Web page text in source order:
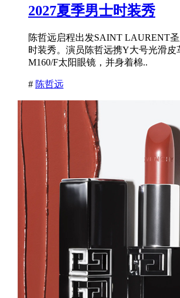
2027夏季男士时装秀
陈哲远启程出发SAINT LAURENT
时装秀。演员陈哲远携Y大号光滑皮
M160/F太阳眼镜，并身着棉..
# 陈哲远